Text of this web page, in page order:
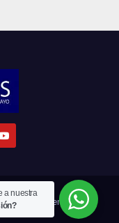
de Themeansar
a nuestra